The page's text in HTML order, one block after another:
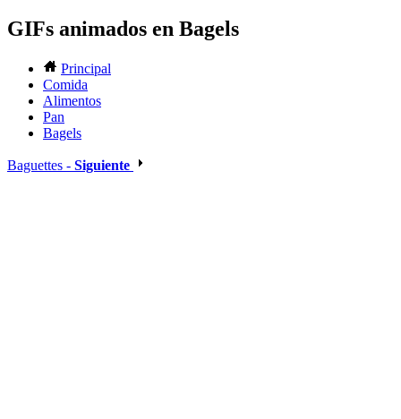
GIFs animados en Bagels
Principal
Comida
Alimentos
Pan
Bagels
Baguettes - Siguiente